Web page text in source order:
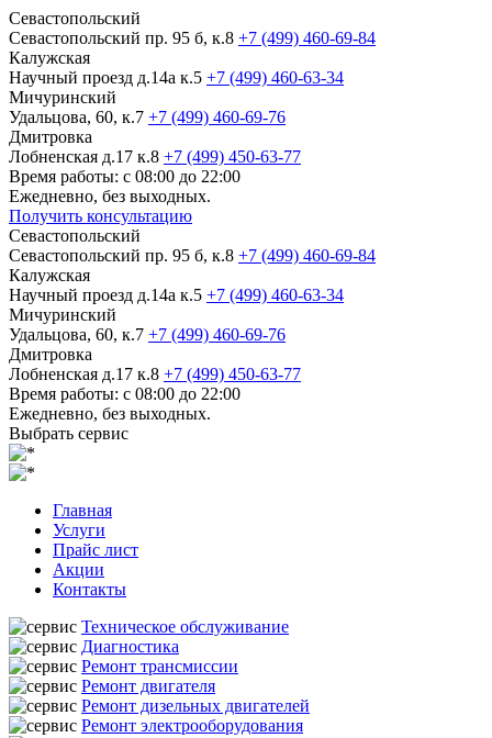
Севастопольский
Севастопольский пр. 95 б, к.8 +7 (499) 460-69-84
Калужская
Научный проезд д.14а к.5 +7 (499) 460-63-34
Мичуринский
Удальцова, 60, к.7 +7 (499) 460-69-76
Дмитровка
Лобненская д.17 к.8 +7 (499) 450-63-77
Время работы: с 08:00 до 22:00
Ежедневно, без выходных.
Получить консультацию
Севастопольский
Севастопольский пр. 95 б, к.8 +7 (499) 460-69-84
Калужская
Научный проезд д.14а к.5 +7 (499) 460-63-34
Мичуринский
Удальцова, 60, к.7 +7 (499) 460-69-76
Дмитровка
Лобненская д.17 к.8 +7 (499) 450-63-77
Время работы: с 08:00 до 22:00
Ежедневно, без выходных.
Выбрать сервис
Главная
Услуги
Прайс лист
Акции
Контакты
Техническое обслуживание
Диагностика
Ремонт трансмиссии
Ремонт двигателя
Ремонт дизельных двигателей
Ремонт электрооборудования